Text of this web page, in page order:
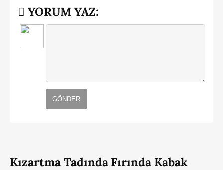
YORUM YAZ:
GÖNDER
Kızartma Tadında Fırında Kabak